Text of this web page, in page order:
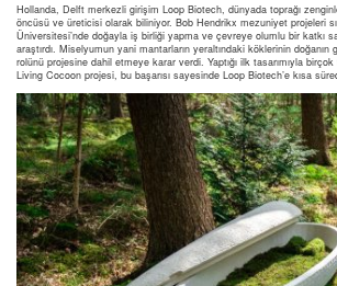
Hollanda, Delft merkezli girişim Loop Biotech, dünyada toprağı
öncüsü ve üreticisi olarak biliniyor. Bob Hendrikx mezuniyet projeleri
Üniversitesi’nde doğayla iş birliği yapma ve çevreye olumlu bir katkı
araştırdı. Miselyumun yani mantarların yeraltındaki köklerinin
rolünü projesine dahil etmeye karar verdi. Yaptığı ilk tasarımıyla
Living Cocoon projesi, bu başarısı sayesinde Loop Biotech’e kısa